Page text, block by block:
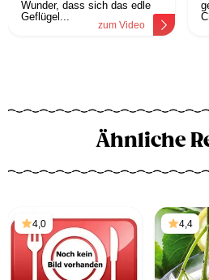
Wunder, dass sich das edle
Geflügel...
zum Video
Ähnliche
4,0 4,4